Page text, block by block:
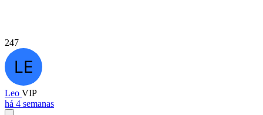
247
Leo VIP
há 4 semanas